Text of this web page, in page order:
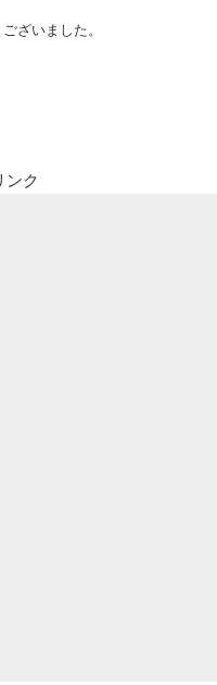
ざいました。
ンク